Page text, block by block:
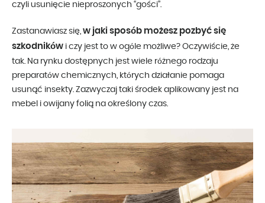
czyli usunięcie nieproszonych “gości”.
Zastanawiasz się, w jaki sposób możesz pozbyć się
szkodników i czy jest to w ogóle możliwe? Oczywiście, że
tak. Na rynku dostępnych jest wiele różnego rodzaju
preparatów chemicznych, których działanie pomaga
usunąć insekty. Zazwyczaj taki środek aplikowany jest na
mebel i owijany folią na określony czas.